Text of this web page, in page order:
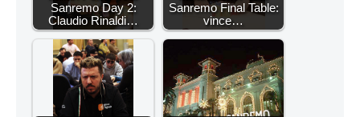
Sanremo Day 2:
Claudio Rinaldi…
Sanremo Final Table:
vince…